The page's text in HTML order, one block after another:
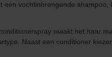
vochtinbrengende
maakt het haar
Naast een conditioner